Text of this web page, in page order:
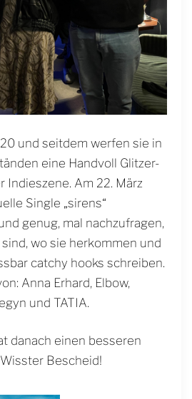
und seitdem werfen sie in
eine Handvoll Glitzer-
Indieszene. Am 22. März
Single „sirens“
genug, mal nachzufragen,
wo sie herkommen und
catchy hooks schreiben.
Anna Erhard, Elbow,
und TATIA.
danach einen besseren
Bescheid!